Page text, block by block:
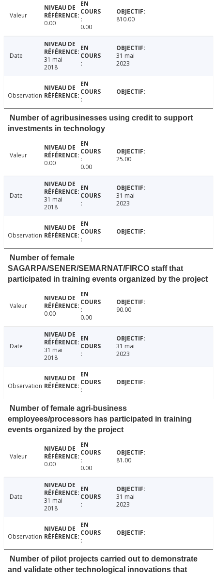
Valeur
0.00
0.00
810.00
Date
31 mai
2018
31 mai
2023
Observation
Number of agribusinesses using credit to support
investments in technology
Valeur
0.00
0.00
25.00
Date
31 mai
2018
31 mai
2023
Observation
Number of female
SAGARPA/SENER/SEMARNAT/FIRCO staff that
participated in training events organized by the project
Valeur
0.00
0.00
90.00
Date
31 mai
2018
31 mai
2023
Observation
Number of female agri-business
employees/processors has participated in training
events organized by the project
Valeur
0.00
0.00
81.00
Date
31 mai
2018
31 mai
2023
Observation
Number of pilot projects carried out to demonstrate
and validate other technological innovations that